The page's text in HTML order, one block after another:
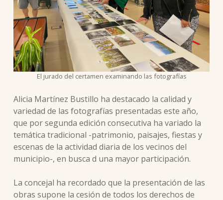
El jurado del certamen examinando las fotografías
Alicia Martínez Bustillo ha destacado la calidad y
variedad de las fotografías presentadas este año,
que por segunda edición consecutiva ha variado la
temática tradicional -patrimonio, paisajes, fiestas y
escenas de la actividad diaria de los vecinos del
municipio-, en busca d una mayor participación.
La concejal ha recordado que la presentación de las
obras supone la cesión de todos los derechos de